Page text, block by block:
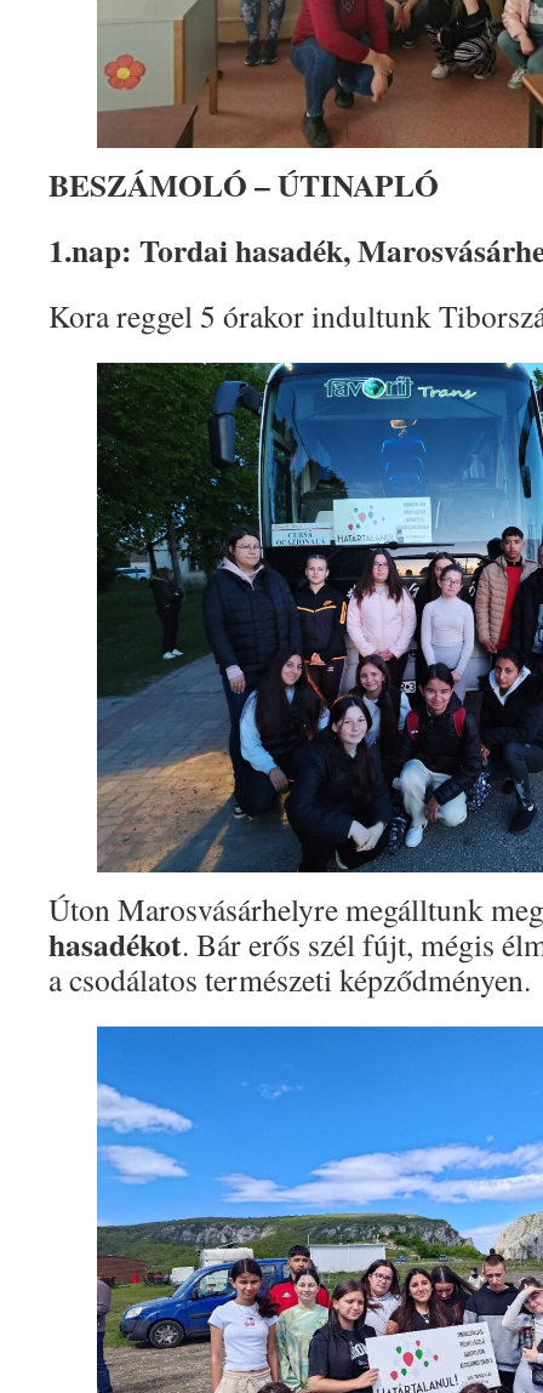
BESZÁMOLÓ – ÚTINAPLÓ
1.nap: Tordai hasadék,
Kora reggel 5 órakor indultunk
Úton Marosvásárhelyre megálltunk
hasadékot. Bár erős szél fújt, mégis
a csodálatos természeti képződményen.